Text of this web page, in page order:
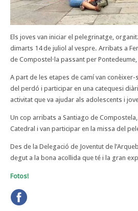
Els joves van iniciar el pelegrinatge,
dimarts 14 de juliol al vespre. Arribats a
de Compostel·la passant per
A part de les etapes de camí van
del perdó i participar en una catequesi
activitat que va ajudar als adolescents i
Un cop arribats a Santiago de
Catedral i van participar en la missa del
Des de la Delegació de Joventut de
degut a la bona acollida que té i la gran
Fotos!